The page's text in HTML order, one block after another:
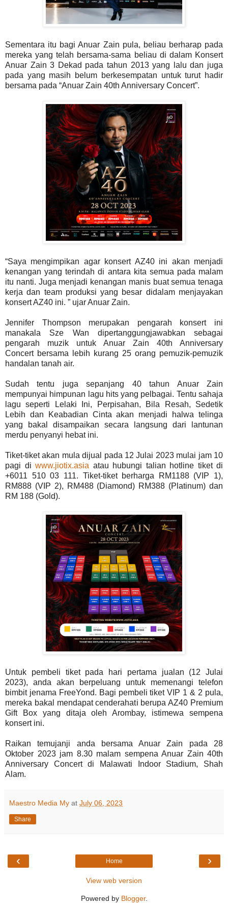
Sementara itu bagi Anuar Zain pula, beliau berharap pada
mereka yang telah bersama-sama beliau di dalam Konsert
Anuar Zain 3 Dekad pada tahun 2013 yang lalu dan juga
pada yang masih belum berkesempatan untuk turut hadir
bersama pada “Anuar Zain 40th Anniversary Concert”.
“Saya mengimpikan agar konsert AZ40 ini akan menjadi
kenangan yang terindah di antara kita semua pada malam
itu nanti. Juga menjadi kenangan manis buat semua tenaga
kerja dan team produksi yang besar didalam menjayakan
konsert AZ40 ini. ” ujar Anuar Zain.
Jennifer Thompson merupakan pengarah konsert ini
manakala Sze Wan dipertanggungjawabkan sebagai
pengarah muzik untuk Anuar Zain 40th Anniversary
Concert bersama lebih kurang 25 orang pemuzik-pemuzik
handalan tanah air.
Sudah tentu juga sepanjang 40 tahun Anuar Zain
mempunyai himpunan lagu hits yang pelbagai. Tentu sahaja
lagu seperti Lelaki Ini, Perpisahan, Bila Resah, Sedetik
Lebih dan Keabadian Cinta akan menjadi halwa telinga
yang bakal disampaikan secara langsung dari lantunan
merdu penyanyi hebat ini.
Tiket-tiket akan mula dijual pada 12 Julai 2023 mulai jam 10
pagi di www.jiotix.asia atau hubungi talian hotline tiket di
+6011 510 03 111. Tiket-tiket berharga RM1188 (VIP 1),
RM888 (VIP 2), RM488 (Diamond) RM388 (Platinum) dan
RM 188 (Gold).
Untuk pembeli tiket pada hari pertama jualan (12 Julai
2023), anda akan berpeluang untuk memenangi telefon
bimbit jenama FreeYond. Bagi pembeli tiket VIP 1 & 2 pula,
mereka bakal mendapat cenderahati berupa AZ40 Premium
Gift Box yang ditaja oleh Arombay, istimewa sempena
konsert ini.
Raikan temujanji anda bersama Anuar Zain pada 28
Oktober 2023 jam 8.30 malam sempena Anuar Zain 40th
Anniversary Concert di Malawati Indoor Stadium, Shah
Alam.
Maestro Media My at July 06, 2023
Share
‹ ›
Home
View web version
Powered by Blogger.